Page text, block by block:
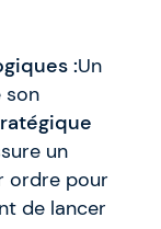
:Un
son
un
ordre pour
de lancer